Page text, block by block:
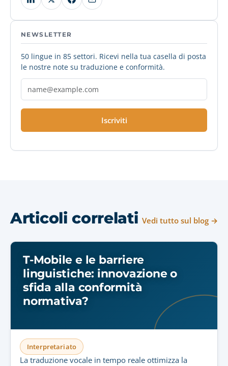
NEWSLETTER
50 lingue in 85 settori. Ricevi nella tua casella di posta
le nostre note su traduzione e conformità.
Iscriviti
Articoli correlati Vedi tutto sul blog →
T-Mobile e le barriere
linguistiche: innovazione o
sfida alla conformità
normativa?
Interpretariato
La traduzione vocale in tempo reale ottimizza la